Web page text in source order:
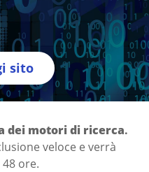
sito
dei motori di ricerca.
veloce e verrà
ore.